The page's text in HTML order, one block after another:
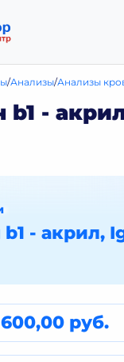
Анализы Анализы
b1 -
- акрил,
руб.